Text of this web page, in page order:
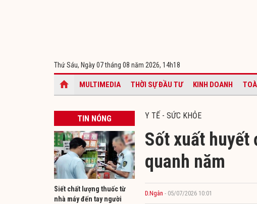
Thứ Sáu, Ngày 07 tháng 08 năm 2026, 14h18
MULTIMEDIA THỜI SỰ ĐẦU TƯ KINH DOANH
TIN NÓNG
Siết chất lượng thuốc từ
nhà máy đến tay người
Y TẾ - SỨC KHỎE
Sốt xuất huyết
quanh năm
D.Ngân - 05/07/2026 10:01